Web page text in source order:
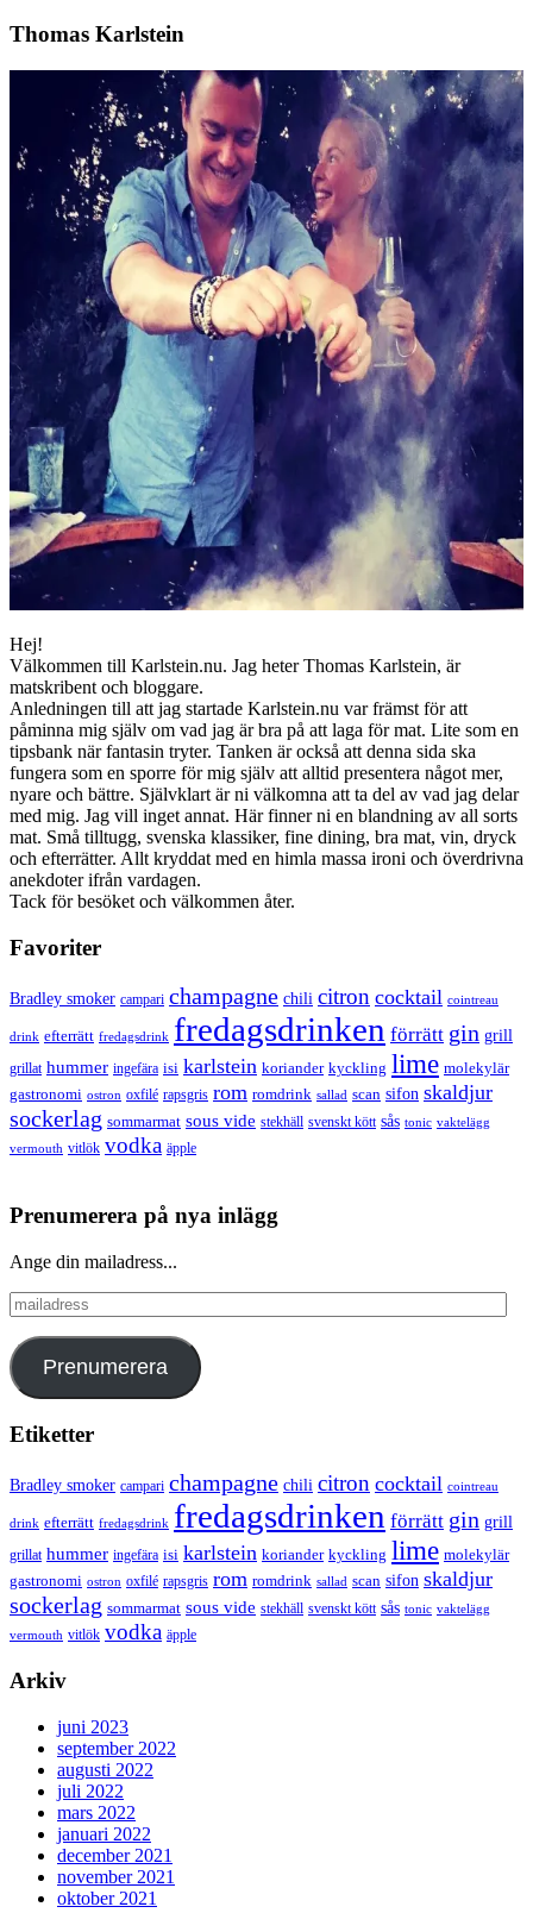
Thomas Karlstein
Hej!
Välkommen till Karlstein.nu. Jag heter Thomas Karlstein, är
matskribent och bloggare.
Anledningen till att jag startade Karlstein.nu var främst för att
påminna mig själv om vad jag är bra på att laga för mat. Lite som en
tipsbank när fantasin tryter. Tanken är också att denna sida ska
fungera som en sporre för mig själv att alltid presentera något mer,
nyare och bättre. Självklart är ni välkomna att ta del av vad jag delar
med mig. Jag vill inget annat. Här finner ni en blandning av all sorts
mat. Små tilltugg, svenska klassiker, fine dining, bra mat, vin, dryck
och efterrätter. Allt kryddat med en himla massa ironi och överdrivna
anekdoter ifrån vardagen.
Tack för besöket och välkommen åter.
Favoriter
Bradley smoker campari champagne chili citron cocktail cointreau
drink efterrätt fredagsdrink fredagsdrinken förrätt gin grill
grillat hummer ingefära isi karlstein koriander kyckling lime molekylär
gastronomi ostron oxfilé rapsgris rom romdrink sallad scan sifon skaldjur
sockerlag sommarmat sous vide stekhäll svenskt kött sås tonic vaktelägg
vermouth vitlök vodka äpple
Prenumerera på nya inlägg
Ange din mailadress...
mailadress
Prenumerera
Etiketter
Bradley smoker campari champagne chili citron cocktail cointreau
drink efterrätt fredagsdrink fredagsdrinken förrätt gin grill
grillat hummer ingefära isi karlstein koriander kyckling lime molekylär
gastronomi ostron oxfilé rapsgris rom romdrink sallad scan sifon skaldjur
sockerlag sommarmat sous vide stekhäll svenskt kött sås tonic vaktelägg
vermouth vitlök vodka äpple
Arkiv
juni 2023
september 2022
augusti 2022
juli 2022
mars 2022
januari 2022
december 2021
november 2021
oktober 2021